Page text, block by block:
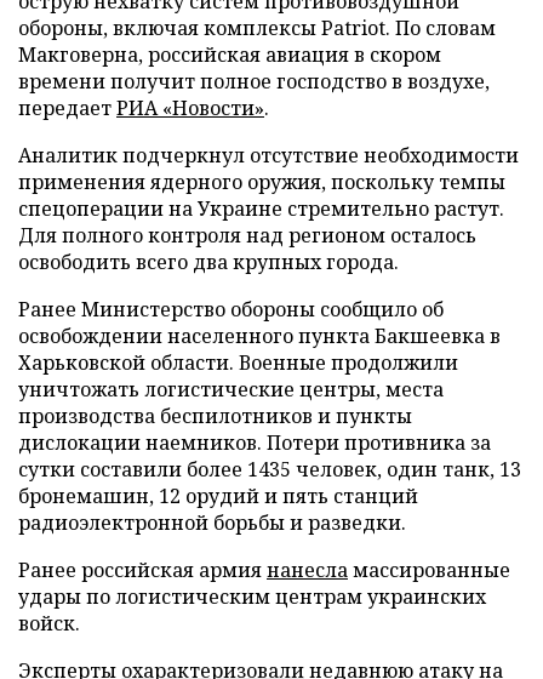
обороны, включая комплексы Patriot. По словам
Макговерна, российская авиация в скором
времени получит полное господство в воздухе,
передаетРИА «Новости».
Аналитик подчеркнул отсутствие необходимости
применения ядерного оружия, поскольку темпы
спецоперации на Украине стремительно растут.
Для полного контроля над регионом осталось
освободить всего два крупных города.
Ранее Министерство обороны сообщило об
освобождении населенного пункта Бакшеевка в
Харьковской области. Военные продолжили
уничтожать логистические центры, места
производства беспилотников и пункты
дислокации наемников. Потери противника за
сутки составили более 1435 человек, один танк, 13
бронемашин, 12 орудий и пять станций
радиоэлектронной борьбы и разведки.
Ранее российская армиянанесламассированные
удары по логистическим центрам украинских
войск.
Эксперты охарактеризовалинедавнюю атаку на